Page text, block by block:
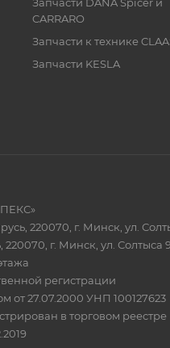
Запчасти DANA Spicer и
CARRARO
Запчасти к технике
Запчасти KESLA
220070, г. Минск, ул.
г. Минск, ул. Солтыса
регистрации
от 27.07.2000 УНП 100127623
в торговом реестре